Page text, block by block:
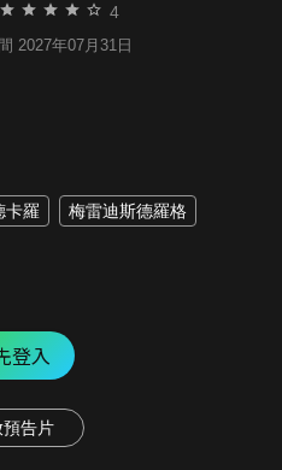
4
2027年07月31日
卡羅 梅雷迪斯德羅格
登入
預告片